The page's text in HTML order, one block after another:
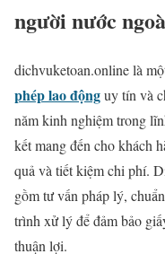
người nước
dichvuketoan.online là
phép lao độnguy tín và
năm kinh nghiệm trong
kết mang đến cho khách
quả và tiết kiệm chi phí.
gồm tư vấn pháp lý,
trình xử lý để đảm bảo
thuận lợi.